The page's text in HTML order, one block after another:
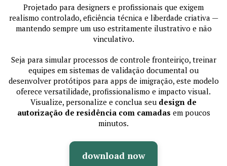
Projetado para designers e profissionais que exigem
realismo controlado, eficiência técnica e liberdade criativa —
mantendo sempre um uso estritamente ilustrativo e não
vinculativo.
Seja para simular processos de controle fronteiriço, treinar
equipes em sistemas de validação documental ou
desenvolver protótipos para apps de imigração, este modelo
oferece versatilidade, profissionalismo e impacto visual.
Visualize, personalize e conclua seu design de
autorização de residência com camadas em poucos
minutos.
download now